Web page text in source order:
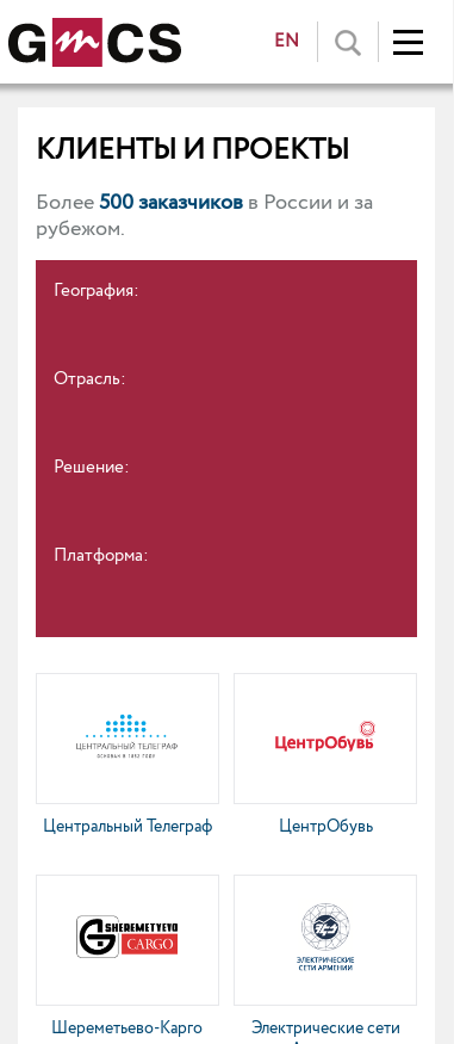
EN
КЛИЕНТЫ И ПРОЕКТЫ
Более500 заказчиковв России и за
рубежом.
География:
Отрасль:
Решение:
Платформа:
Центральный Телеграф ЦентрОбувь
Шереметьево-Карго
Электрические сети